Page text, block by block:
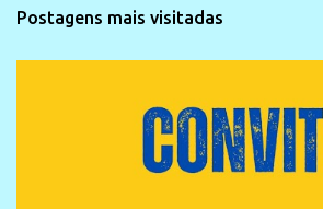
Postagens mais visitadas